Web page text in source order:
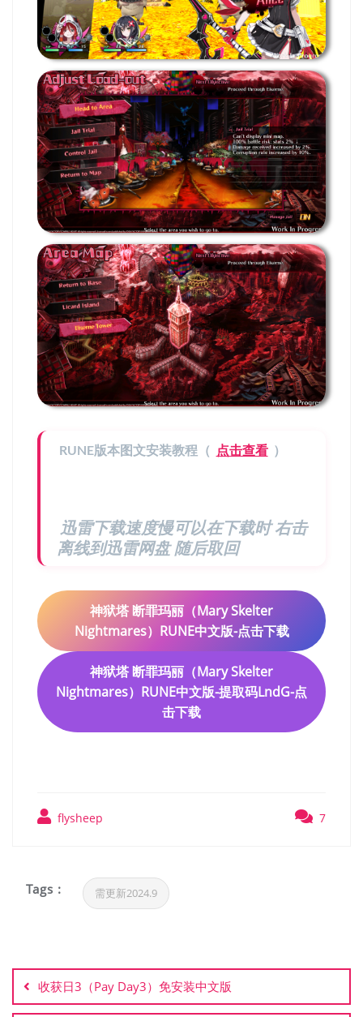
RUNE版本图文安装教程（ 点击查看 ）
迅雷下载速度慢可以在下载时 右击
离线到迅雷网盘 随后取回
神狱塔 断罪玛丽（Mary Skelter
Nightmares）RUNE中文版-点击下载
神狱塔 断罪玛丽（Mary Skelter
Nightmares）RUNE中文版-提取码LndG-点
击下载
flysheep 7
Tags : 需更新2024.9
章
导 收获日3（Pay Day3）免安装中文版